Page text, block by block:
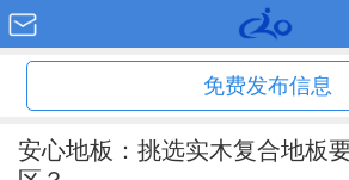
免费发布信息
安心地板：挑选实木复合地板